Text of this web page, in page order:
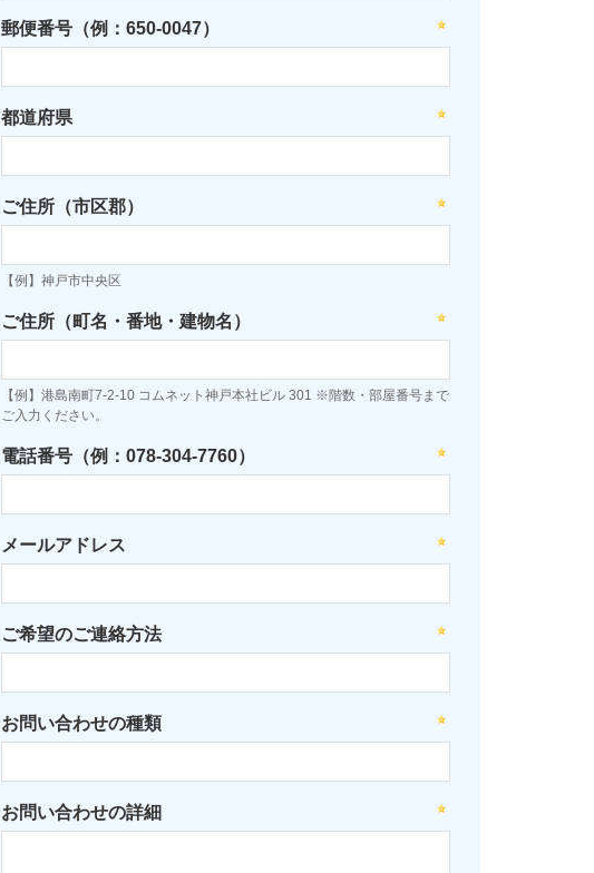
郵便番号（例：650-0047）
都道府県
ご住所（市区郡）
【例】神戸市中央区
ご住所（町名・番地・建物名）
【例】港島南町7-2-10 コムネット神戸本社ビル 301 ※階数・部屋番号まで
ご入力ください。
電話番号（例：078-304-7760）
メールアドレス
ご希望のご連絡方法
お問い合わせの種類
お問い合わせの詳細